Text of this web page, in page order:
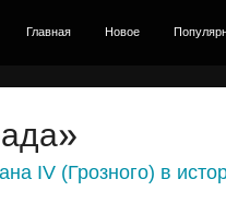
Главная Новое
IV (Грозного) в